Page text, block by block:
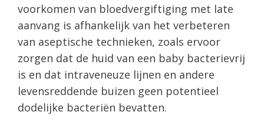
voorkomen van bloedvergiftiging met late
aanvang is afhankelijk van het verbeteren
van aseptische technieken, zoals ervoor
zorgen dat de huid van een baby bacterievrij
is en dat intraveneuze lijnen en andere
levensreddende buizen geen potentieel
dodelijke bacteriën bevatten.